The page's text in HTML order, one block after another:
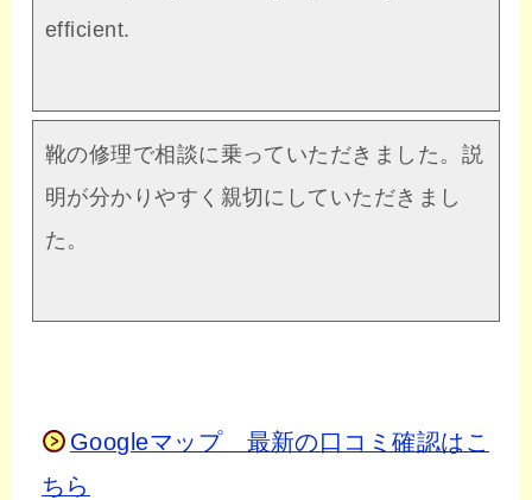
efficient.
靴の修理で相談に乗っていただきました。説
明が分かりやすく親切にしていただきまし
た。
Googleマップ 最新の口コミ確認はこ
ちら